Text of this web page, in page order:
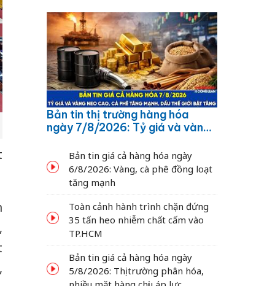
Bản tin thị trường hàng hóa
ngày 7/8/2026: Tỷ giá và vàng
dầu thế giới bật tăng
Bản tin giá cả hàng hóa ngày
6/8/2026: Vàng, cà phê đồng loạt
tăng mạnh
Toàn cảnh hành trình chặn đứng
35 tấn heo nhiễm chất cấm vào
TP.HCM
Bản tin giá cả hàng hóa ngày
5/8/2026: Thị trường phân hóa,